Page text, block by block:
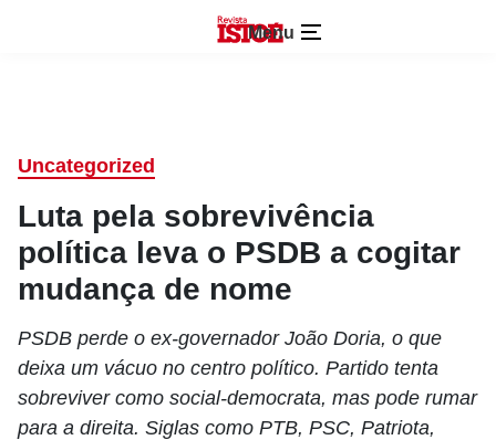
Menu
Uncategorized
Luta pela sobrevivência
política leva o PSDB a cogitar
mudança de nome
PSDB perde o ex-governador João Doria, o que
deixa um vácuo no centro político. Partido tenta
sobreviver como social-democrata, mas pode rumar
para a direita. Siglas como PTB, PSC, Patriota,